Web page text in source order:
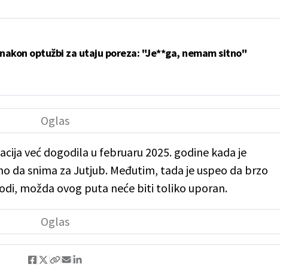
nakon optužbi za utaju poreza: "Je**ga, nemam sitno"
već dogodila u februaru 2025. godine kada je
da snima za Jutjub. Međutim, tada je uspeo da brzo
možda ovog puta neće biti toliko uporan.